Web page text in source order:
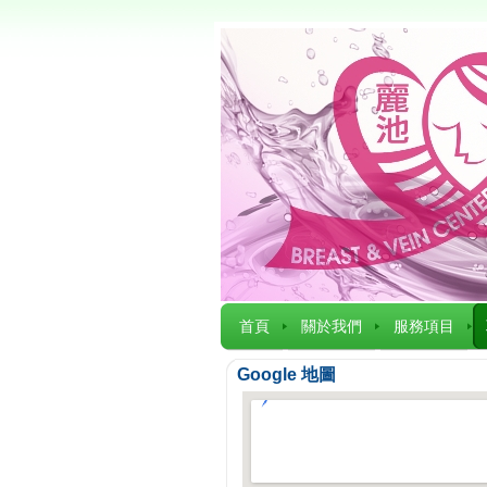
首頁 關於我們 服務項目
Google 地圖